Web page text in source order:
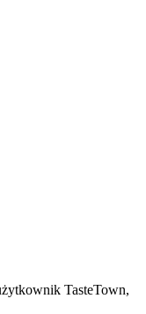
TasteTown,